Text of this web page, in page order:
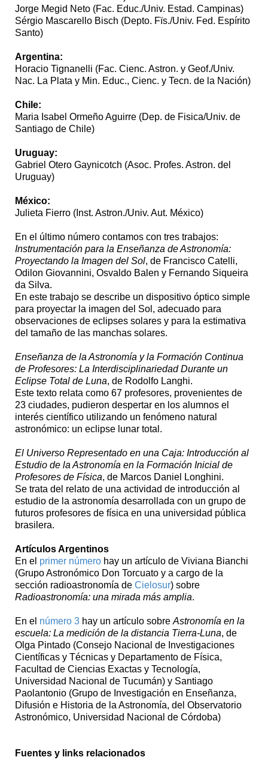
Jorge Megid Neto (Fac. Educ./Univ. Estad. Campinas)
Sérgio Mascarello Bisch (Depto. Fïs./Univ. Fed. Espírito
Santo)
Argentina:
Horacio Tignanelli (Fac. Cienc. Astron. y Geof./Univ.
Nac. La Plata y Min. Educ., Cienc. y Tecn. de la Nación)
Chile:
Maria Isabel Ormeño Aguirre (Dep. de Fisica/Univ. de
Santiago de Chile)
Uruguay:
Gabriel Otero Gaynicotch (Asoc. Profes. Astron. del
Uruguay)
México:
Julieta Fierro (Inst. Astron./Univ. Aut. México)
En el último número contamos con tres trabajos:
Instrumentación para la Enseñanza de Astronomía:
Proyectando la Imagen del Sol, de Francisco Catelli,
Odilon Giovannini, Osvaldo Balen y Fernando Siqueira
da Silva.
En este trabajo se describe un dispositivo óptico simple
para proyectar la imagen del Sol, adecuado para
observaciones de eclipses solares y para la estimativa
del tamaño de las manchas solares.
Enseñanza de la Astronomía y la Formación Continua
de Profesores: La Interdisciplinariedad Durante un
Eclipse Total de Luna, de Rodolfo Langhi.
Este texto relata como 67 profesores, provenientes de
23 ciudades, pudieron despertar en los alumnos el
interés científico utilizando un fenómeno natural
astronómico: un eclipse lunar total.
El Universo Representado en una Caja: Introducción al
Estudio de la Astronomía en la Formación Inicial de
Profesores de Física, de Marcos Daniel Longhini.
Se trata del relato de una actividad de introducción al
estudio de la astronomía desarrollada con un grupo de
futuros profesores de física en una universidad pública
brasilera.
Artículos Argentinos
En el primer número hay un artículo de Viviana Bianchi
(Grupo Astronómico Don Torcuato y a cargo de la
sección radioastronomía de Cielosur) sobre
Radioastronomía: una mirada más amplia.
En el número 3 hay un artículo sobre Astronomía en la
escuela: La medición de la distancia Tierra-Luna, de
Olga Pintado (Consejo Nacional de Investigaciones
Científicas y Técnicas y Departamento de Física,
Facultad de Ciencias Exactas y Tecnología,
Universidad Nacional de Tucumán) y Santiago
Paolantonio (Grupo de Investigación en Enseñanza,
Difusión e Historia de la Astronomía, del Observatorio
Astronómico, Universidad Nacional de Córdoba)
Fuentes y links relacionados